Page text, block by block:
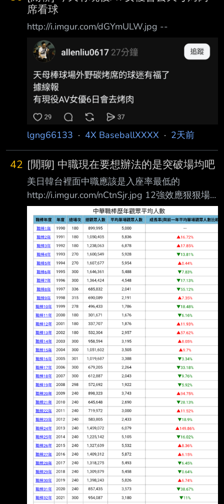
席看球
http://i.imgur.com/dGYmULW.jpg --
lgng66133 · 4X BaseballXXXX · 2天前
42 [閒聊] 中職現在要想辦法的是突破場均吧
美日韓台裡面中職應該是入座率最低的
http://i.imgur.com/nCtnSjr.jpg 12強效應狠狠場
均破了三千 但今年目前還是下滑2%，而且平日
票房就是差 甚至假日還要靠活動日才有辦法滿
場 中職今年目前滿場也8場而已 -- --